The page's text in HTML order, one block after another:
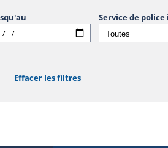
Service de
Effacer les filtres